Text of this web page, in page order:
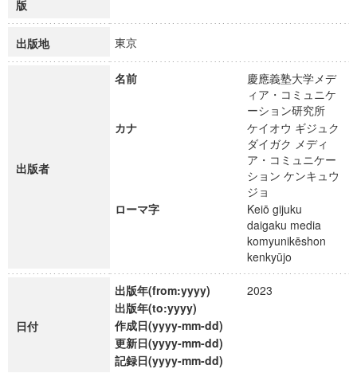
版
出版地 東京
出版者
名前
慶應義塾大学メデ
ィア・コミュニケ
ーション研究所
カナ
ケイオウ ギジュク
ダイガク メディ
ア・コミュニケー
ション ケンキュウ
ジョ
ローマ字
Keiō gijuku
daigaku media
komyunikēshon
kenkyūjo
日付
出版年(from:yyyy)
2023
出版年(to:yyyy)
作成日(yyyy-mm-dd)
更新日(yyyy-mm-dd)
記録日(yyyy-mm-dd)